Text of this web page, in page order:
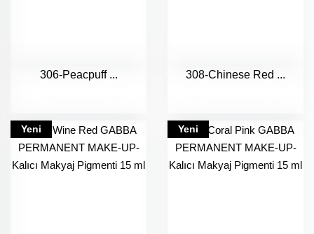
306-Peacpuff ... 308-Chinese Red ...
Yeni Yeni